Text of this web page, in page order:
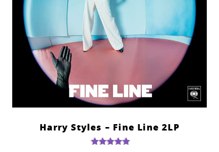
Harry Styles – Fine Line 2LP